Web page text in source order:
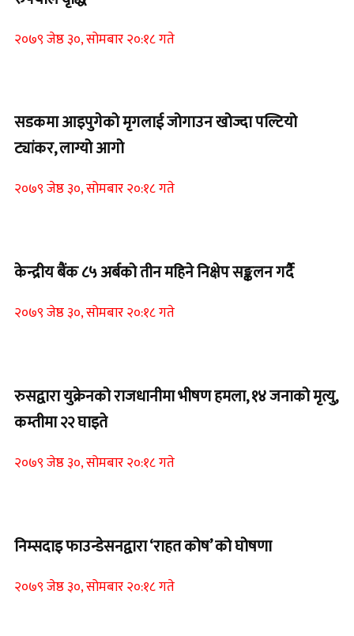
२०७९ जेष्ठ ३०, सोमबार २०:१८ गते
सडकमा आइपुगेको मृगलाई जोगाउन खोज्दा पल्टियो
ट्यांकर, लाग्यो आगो
२०७९ जेष्ठ ३०, सोमबार २०:१८ गते
केन्द्रीय बैंक ८५ अर्बको तीन महिने निक्षेप सङ्कलन गर्दै
२०७९ जेष्ठ ३०, सोमबार २०:१८ गते
रुसद्वारा युक्रेनको राजधानीमा भीषण हमला, १४ जनाको मृत्यु,
कम्तीमा २२ घाइते
२०७९ जेष्ठ ३०, सोमबार २०:१८ गते
निम्सदाइ फाउन्डेसनद्वारा ‘राहत कोष’ को घोषणा
२०७९ जेष्ठ ३०, सोमबार २०:१८ गते